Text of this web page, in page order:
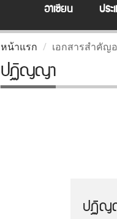
อาเซียน ปร
หน้าแรก เอกสารสำคัญ
ปฏิญญา
ปฏิญญ